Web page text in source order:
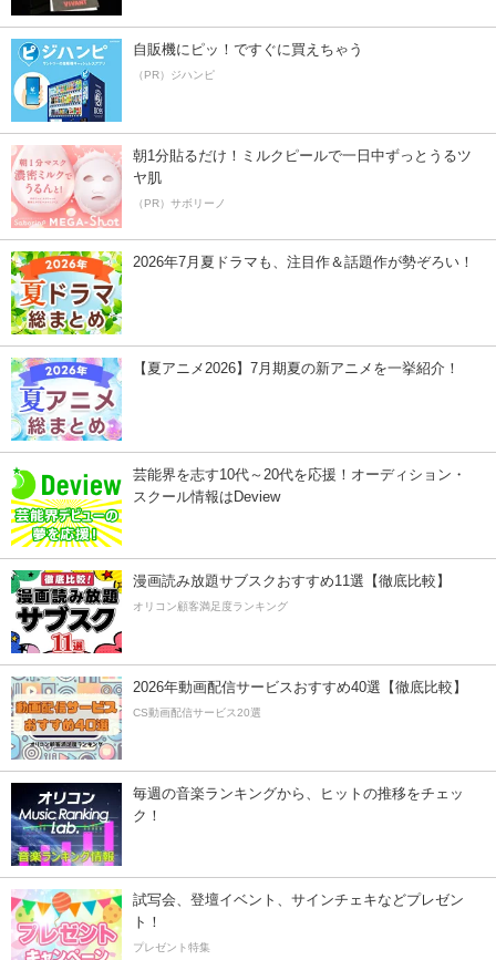
自販機にピッ！ですぐに買えちゃう
（PR）ジハンピ
朝1分貼るだけ！ミルクピールで一日中ずっとうるツ
ヤ肌
（PR）サボリーノ
2026年7月夏ドラマも、注目作＆話題作が勢ぞろい！
【夏アニメ2026】7月期夏の新アニメを一挙紹介！
芸能界を志す10代～20代を応援！オーディション・
スクール情報はDeview
漫画読み放題サブスクおすすめ11選【徹底比較】
オリコン顧客満足度ランキング
2026年動画配信サービスおすすめ40選【徹底比較】
CS動画配信サービス20選
毎週の音楽ランキングから、ヒットの推移をチェッ
ク！
試写会、登壇イベント、サインチェキなどプレゼン
ト！
プレゼント特集